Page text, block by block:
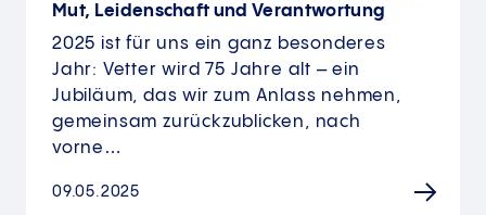
Mut, Leidenschaft und Verantwortung
2025 ist für uns ein ganz besonderes
Jahr: Vetter wird 75 Jahre alt – ein
Jubiläum, das wir zum Anlass nehmen,
gemeinsam zurückzublicken, nach
vorne…
09.05.2025